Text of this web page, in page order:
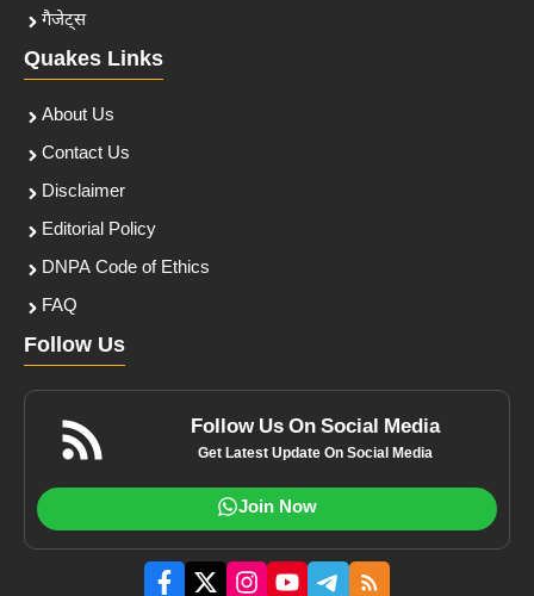
गैजेट्स
Quakes Links
About Us
Contact Us
Disclaimer
Editorial Policy
DNPA Code of Ethics
FAQ
Follow Us
Follow Us On Social Media
Get Latest Update On Social Media
Join Now